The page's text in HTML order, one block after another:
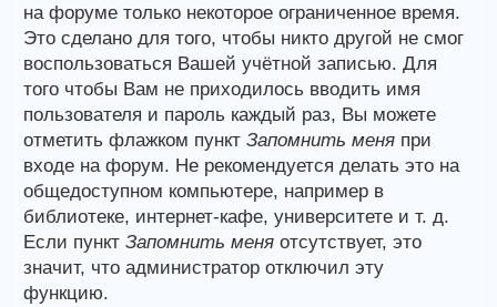
на форуме только некоторое ограниченное время.
Это сделано для того, чтобы никто другой не смог
воспользоваться Вашей учётной записью. Для
того чтобы Вам не приходилось вводить имя
пользователя и пароль каждый раз, Вы можете
отметить флажком пункт Запомнить меня при
входе на форум. Не рекомендуется делать это на
общедоступном компьютере, например в
библиотеке, интернет-кафе, университете и т. д.
Если пункт Запомнить меня отсутствует, это
значит, что администратор отключил эту
функцию.